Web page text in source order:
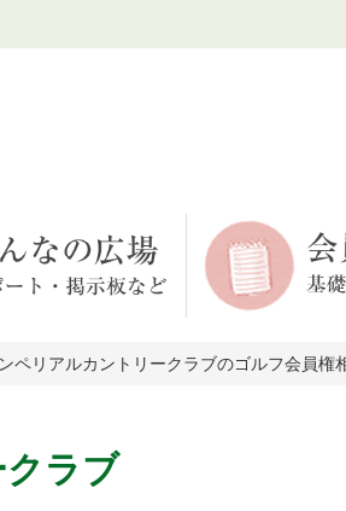
ペリアルカントリークラブのゴルフ会員権
ラブ